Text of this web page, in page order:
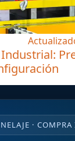
·